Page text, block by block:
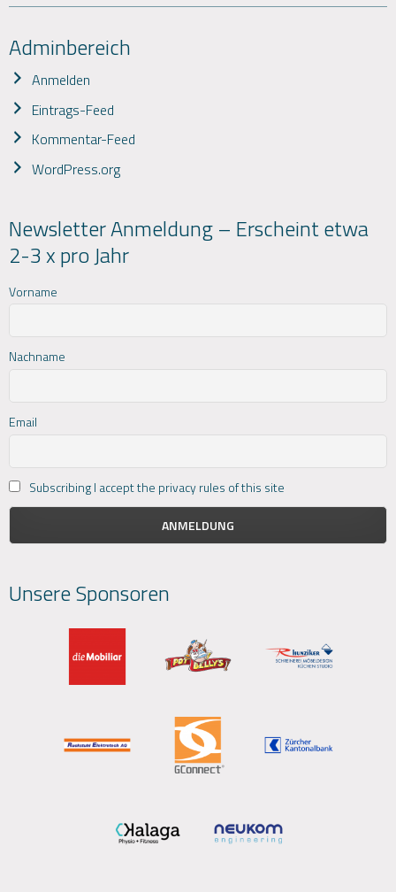
Adminbereich
Anmelden
Eintrags-Feed
Kommentar-Feed
WordPress.org
Newsletter Anmeldung – Erscheint etwa
2-3 x pro Jahr
Vorname
Nachname
Email
Subscribing I accept the privacy rules of this site
Unsere Sponsoren